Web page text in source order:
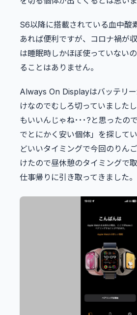
S6以降に搭載されている血中酸
あれば便利ですが、コロナ禍が
は睡眠時しかほぼ使っていない
ることはありません。
Always On Displayはバッテリ
けなのでむしろ切っていました
もいいんじゃね･･･?と思ったの
でとにかく安い個体」を探して
どいいタイミングで今回のりん
けたので昼休憩のタイミングで取
仕事帰りに引き取ってきました。